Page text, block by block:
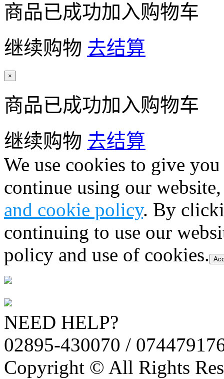
商品已成功加入购物车
继续购物 去结算
×
商品已成功加入购物车
继续购物 去结算
We use cookies to give
continue using our
and cookie policy. By
continuing to use our
policy and use of cookies.
NEED HELP?
02895-430070 /
Copyright © All Rights